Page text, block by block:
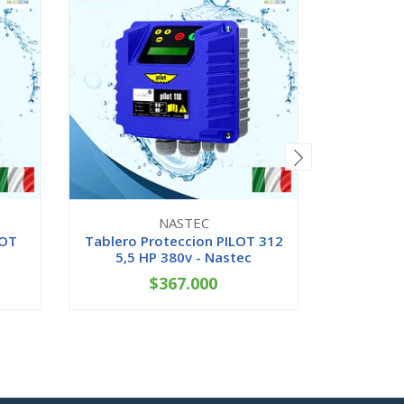
NASTEC
Tablero Proteccion PILOT 312
5,5 HP 380v - Nastec
+
$367.000